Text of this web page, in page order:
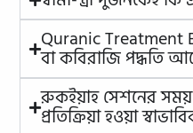
Quranic Treatment
বা কবিরাজি পদ্ধতি
রুকইয়াহ সেশনের
প্রতিক্রিয়া হওয়া